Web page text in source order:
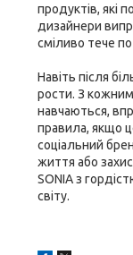
продуктів, які
дизайнери
сміливо тече
Навіть після
рости. З
навчаються,
правила, якщо
соціальний
життя або
SONIA з
світу.